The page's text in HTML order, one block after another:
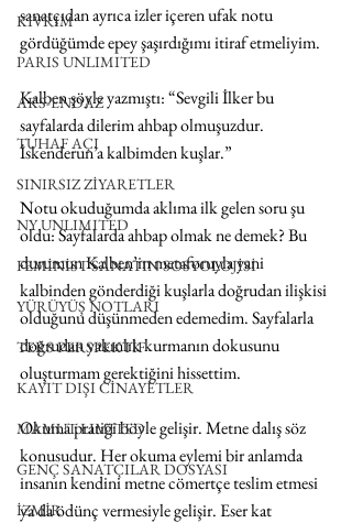
KIVRIM
PARIS UNLIMITED
AKS-ENDAZ
TUHAF AÇI
SINIRSIZ ZİYARETLER
NY UNLIMITED
FEMİNİST SANATIN SOSYOLOJİSİ
YÜRÜYÜŞ NOTLARI
TERS PERSPEKTİF
KAYIT DIŞI CİNAYETLER
MAMUT LIMITED
GENÇ SANATÇILAR DOSYASI
İZMİR
sanatçıdan ayrıca izler içeren ufak notu
gördüğümde epey şaşırdığımı itiraf etmeliyim.
Kalben şöyle yazmıştı: “Sevgili İlker bu
sayfalarda dilerim ahbap olmuşuzdur.
İskenderun’a kalbimden kuşlar.”
Notu okuduğumda aklıma ilk gelen soru şu
oldu: Sayfalarda ahbap olmak ne demek? Bu
durumun Kalben’in metaforuyla yani
kalbinden gönderdiği kuşlarla doğrudan ilişkisi
olduğunu düşünmeden edemedim. Sayfalarla
doğrudan yakınlık kurmanın dokusunu
oluşturmam gerektiğini hissettim.
Okuma pratiği böyle gelişir. Metne dalış söz
konusudur. Her okuma eylemi bir anlamda
insanın kendini metne cömertçe teslim etmesi
ya da ödünç vermesiyle gelişir. Eser kat